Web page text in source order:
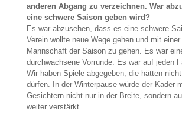
anderen Abgang zu verzeichnen. War
eine schwere Saison geben wird?
Es war abzusehen, dass es eine schwere
Verein wollte neue Wege gehen und mit
Mannschaft der Saison zu gehen. Es war
durchwachsene Vorrunde. Es war auf jeden
Wir haben Spiele abgegeben, die hätten
dürfen. In der Winterpause würde der Kader
Gesichtern nicht nur in der Breite, sondern
weiter verstärkt.